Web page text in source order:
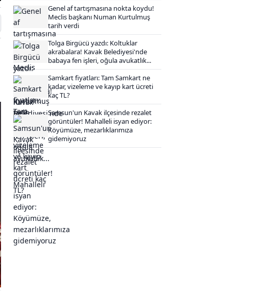
Genel af tartışmasına nokta koydu!
Meclis başkanı Numan Kurtulmuş
tarih verdi
Tolga Birgücü yazdı: Koltuklar
akrabalara! Kavak Belediyesi'nde
babaya fen işleri, oğula avukatlık...
Samkart fiyatları: Tam Samkart ne
kadar, vizeleme ve kayıp kart ücreti
kaç TL?
Samsun'un Kavak ilçesinde rezalet
görüntüler! Mahalleli isyan ediyor:
Köyümüze, mezarlıklarımıza
gidemiyoruz